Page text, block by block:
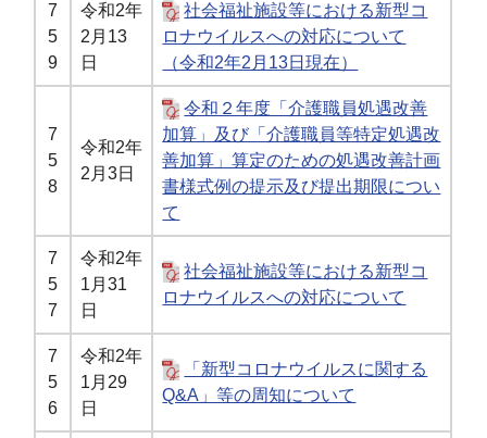
7
5
9
令和2年
2月13
日
社会福祉施設等における新型コ
ロナウイルスへの対応について
（令和2年2月13日現在）
7
5
8
令和2年
2月3日
令和２年度「介護職員処遇改善
加算」及び「介護職員等特定処遇改
善加算」算定のための処遇改善計画
書様式例の提示及び提出期限につい
て
7
5
7
令和2年
1月31
日
社会福祉施設等における新型コ
ロナウイルスへの対応について
7
5
6
令和2年
1月29
日
「新型コロナウイルスに関する
Q&A」等の周知について